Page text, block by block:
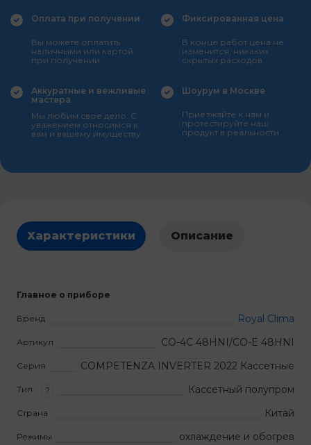
Оплата при получении
Вы можете оплатить
наличными или картой
при получении
Фиксированная цена
В конце работ цена не
изменится, никаких
скрытых расходов
Аккуратные и вежливые
мастера
Мы любим свое дело. С
уважением относимся к
вам и вашему имуществу
Шоурум в Москве
Приезжайте к нам и
протестируйте наш
продукт в реальности
Характеристики Описание
Главное о приборе
Бренд Royal Clima
Артикул CO-4C 48HNI/CO-E 48HNI
Серия COMPETENZA INVERTER 2022 Кассетные
Тип ? Кассетный полупром
Страна Китай
Режимы охлаждение и обогрев